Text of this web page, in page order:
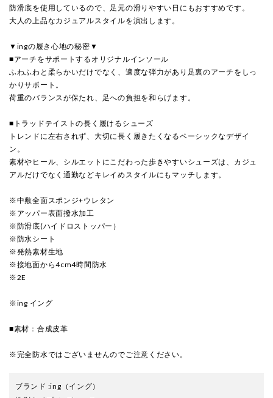
防滑底を使用しているので、足元の滑りやすい日にもおすすめです。
大人の上品なカジュアルスタイルを演出します。
▼ingの履き心地の秘密▼
■アーチをサポートするオリジナルインソール
ふわふわと柔らかいだけでなく、適度な弾力があり足裏のアーチをしっ
かりサポート。
荷重のバランスが保たれ、足への負担を和らげます。
■トラッドテイストの長く履けるシューズ
トレンドに左右されず、大切に長く履きたくなるベーシックなデザイ
ン。
素材やヒール、シルエットにこだわった歩きやすいシューズは、カジュ
アルだけでなく通勤などキレイめスタイルにもマッチします。
※中敷全面スポンジ+ウレタン
※アッパー表面撥水加工
※防滑底(ハイドロストッパー）
※防水シート
※発熱素材生地
※接地面から4cm4時間防水
※2E
※ing イング
■素材：合成皮革
※完全防水ではございませんのでご注意ください。
ブランド :ing （イング）